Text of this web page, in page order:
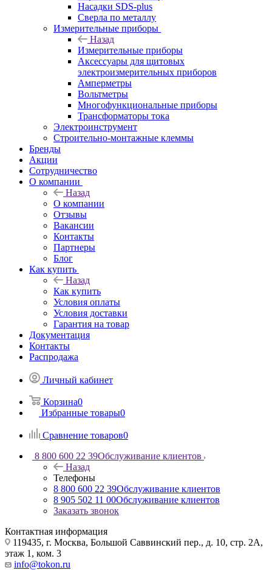
Насадки SDS-plus
Сверла по металлу
Измерительные приборы
Назад
Измерительные приборы
Аксессуары для щитовых
электроизмерительных приборов
Амперметры
Вольтметры
Многофункциональные приборы
Трансформаторы тока
Электроинструмент
Строительно-монтажные клеммы
Бренды
Акции
Сотрудничество
О компании
Назад
О компании
Отзывы
Вакансии
Контакты
Партнеры
Блог
Как купить
Назад
Как купить
Условия оплаты
Условия доставки
Гарантия на товар
Документация
Контакты
Распродажа
Личный кабинет
Корзина0
Избранные товары0
Сравнение товаров0
8 800 600 22 39Обслуживание клиентов
Назад
Телефоны
8 800 600 22 39Обслуживание клиентов
8 905 502 11 00Обслуживание клиентов
Заказать звонок
Контактная информация
119435, г. Москва, Большой Саввинский пер., д. 10, стр. 2А,
этаж 1, ком. 3
info@tokon.ru